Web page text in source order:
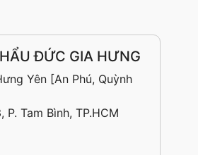
ĐỨC GIA HƯNG
Yên [An Phú, Quỳnh
Tam Bình, TP.HCM